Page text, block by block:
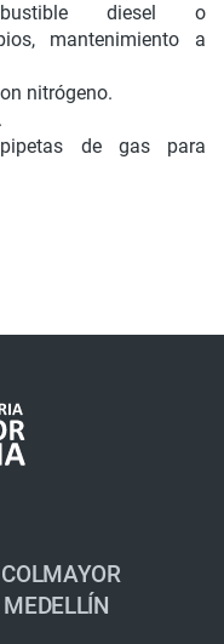
diesel o
mantenimiento a
nitrógeno.
de gas para